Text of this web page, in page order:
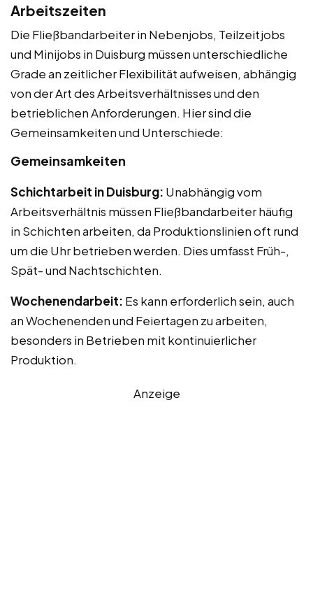
Arbeitszeiten
Die Fließbandarbeiter in Nebenjobs, Teilzeitjobs
und Minijobs in Duisburg müssen unterschiedliche
Grade an zeitlicher Flexibilität aufweisen, abhängig
von der Art des Arbeitsverhältnisses und den
betrieblichen Anforderungen. Hier sind die
Gemeinsamkeiten und Unterschiede:
Gemeinsamkeiten
Schichtarbeit in Duisburg: Unabhängig vom
Arbeitsverhältnis müssen Fließbandarbeiter häufig
in Schichten arbeiten, da Produktionslinien oft rund
um die Uhr betrieben werden. Dies umfasst Früh-,
Spät- und Nachtschichten.
Wochenendarbeit: Es kann erforderlich sein, auch
an Wochenenden und Feiertagen zu arbeiten,
besonders in Betrieben mit kontinuierlicher
Produktion.
Anzeige